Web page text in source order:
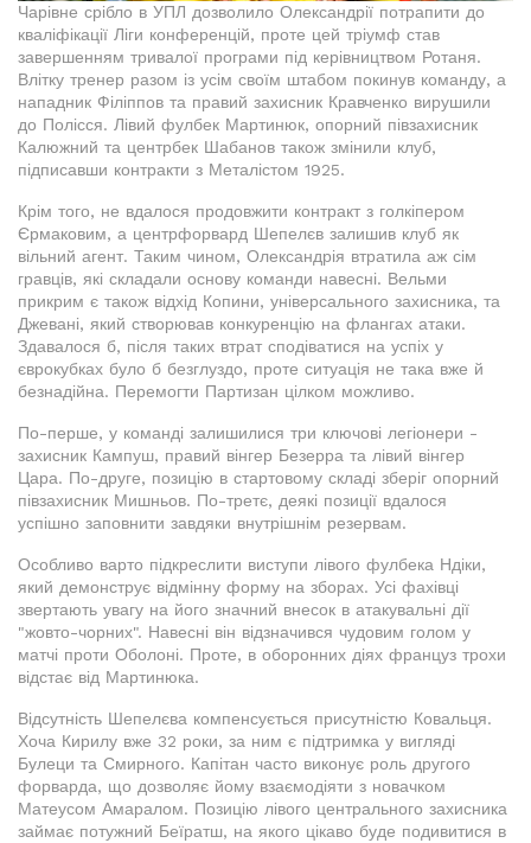
Чарівне срібло в УПЛ дозволило Олександрії потрапити до
кваліфікації Ліги конференцій, проте цей тріумф став
завершенням тривалої програми під керівництвом Ротаня.
Влітку тренер разом із усім своїм штабом покинув команду, а
нападник Філіппов та правий захисник Кравченко вирушили
до Полісся. Лівий фулбек Мартинюк, опорний півзахисник
Калюжний та центрбек Шабанов також змінили клуб,
підписавши контракти з Металістом 1925.
Крім того, не вдалося продовжити контракт з голкіпером
Єрмаковим, а центрфорвард Шепелєв залишив клуб як
вільний агент. Таким чином, Олександрія втратила аж сім
гравців, які складали основу команди навесні. Вельми
прикрим є також відхід Копини, універсального захисника, та
Джевані, який створював конкуренцію на флангах атаки.
Здавалося б, після таких втрат сподіватися на успіх у
єврокубках було б безглуздо, проте ситуація не така вже й
безнадійна. Перемогти Партизан цілком можливо.
По-перше, у команді залишилися три ключові легіонери -
захисник Кампуш, правий вінгер Безерра та лівий вінгер
Цара. По-друге, позицію в стартовому складі зберіг опорний
півзахисник Мишньов. По-третє, деякі позиції вдалося
успішно заповнити завдяки внутрішнім резервам.
Особливо варто підкреслити виступи лівого фулбека Ндіки,
який демонструє відмінну форму на зборах. Усі фахівці
звертають увагу на його значний внесок в атакувальні дії
"жовто-чорних". Навесні він відзначився чудовим голом у
матчі проти Оболоні. Проте, в оборонних діях француз трохи
відстає від Мартинюка.
Відсутність Шепелєва компенсується присутністю Ковальця.
Хоча Кирилу вже 32 роки, за ним є підтримка у вигляді
Булеци та Смирного. Капітан часто виконує роль другого
форварда, що дозволяє йому взаємодіяти з новачком
Матеусом Амаралом. Позицію лівого центрального захисника
займає потужний Беїратш, на якого цікаво буде подивитися в